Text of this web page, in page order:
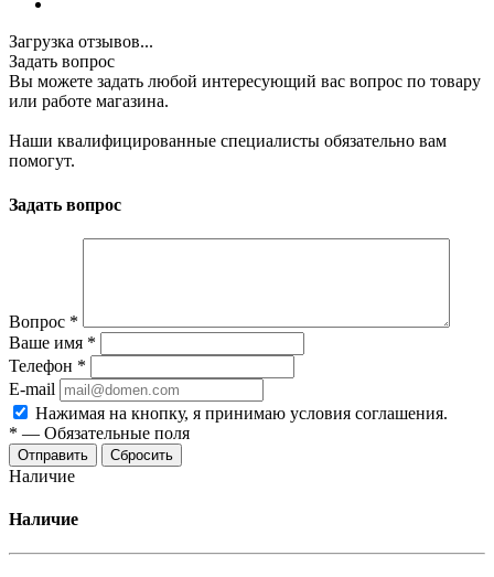
Загрузка отзывов...
Задать вопрос
Вы можете задать любой интересующий вас вопрос по товару
или работе магазина.
Наши квалифицированные специалисты обязательно вам
помогут.
Задать вопрос
Вопрос *
Ваше имя *
Телефон *
E-mail
Нажимая на кнопку, я принимаю условия соглашения.
* — Обязательные поля
Отправить Сбросить
Наличие
Наличие